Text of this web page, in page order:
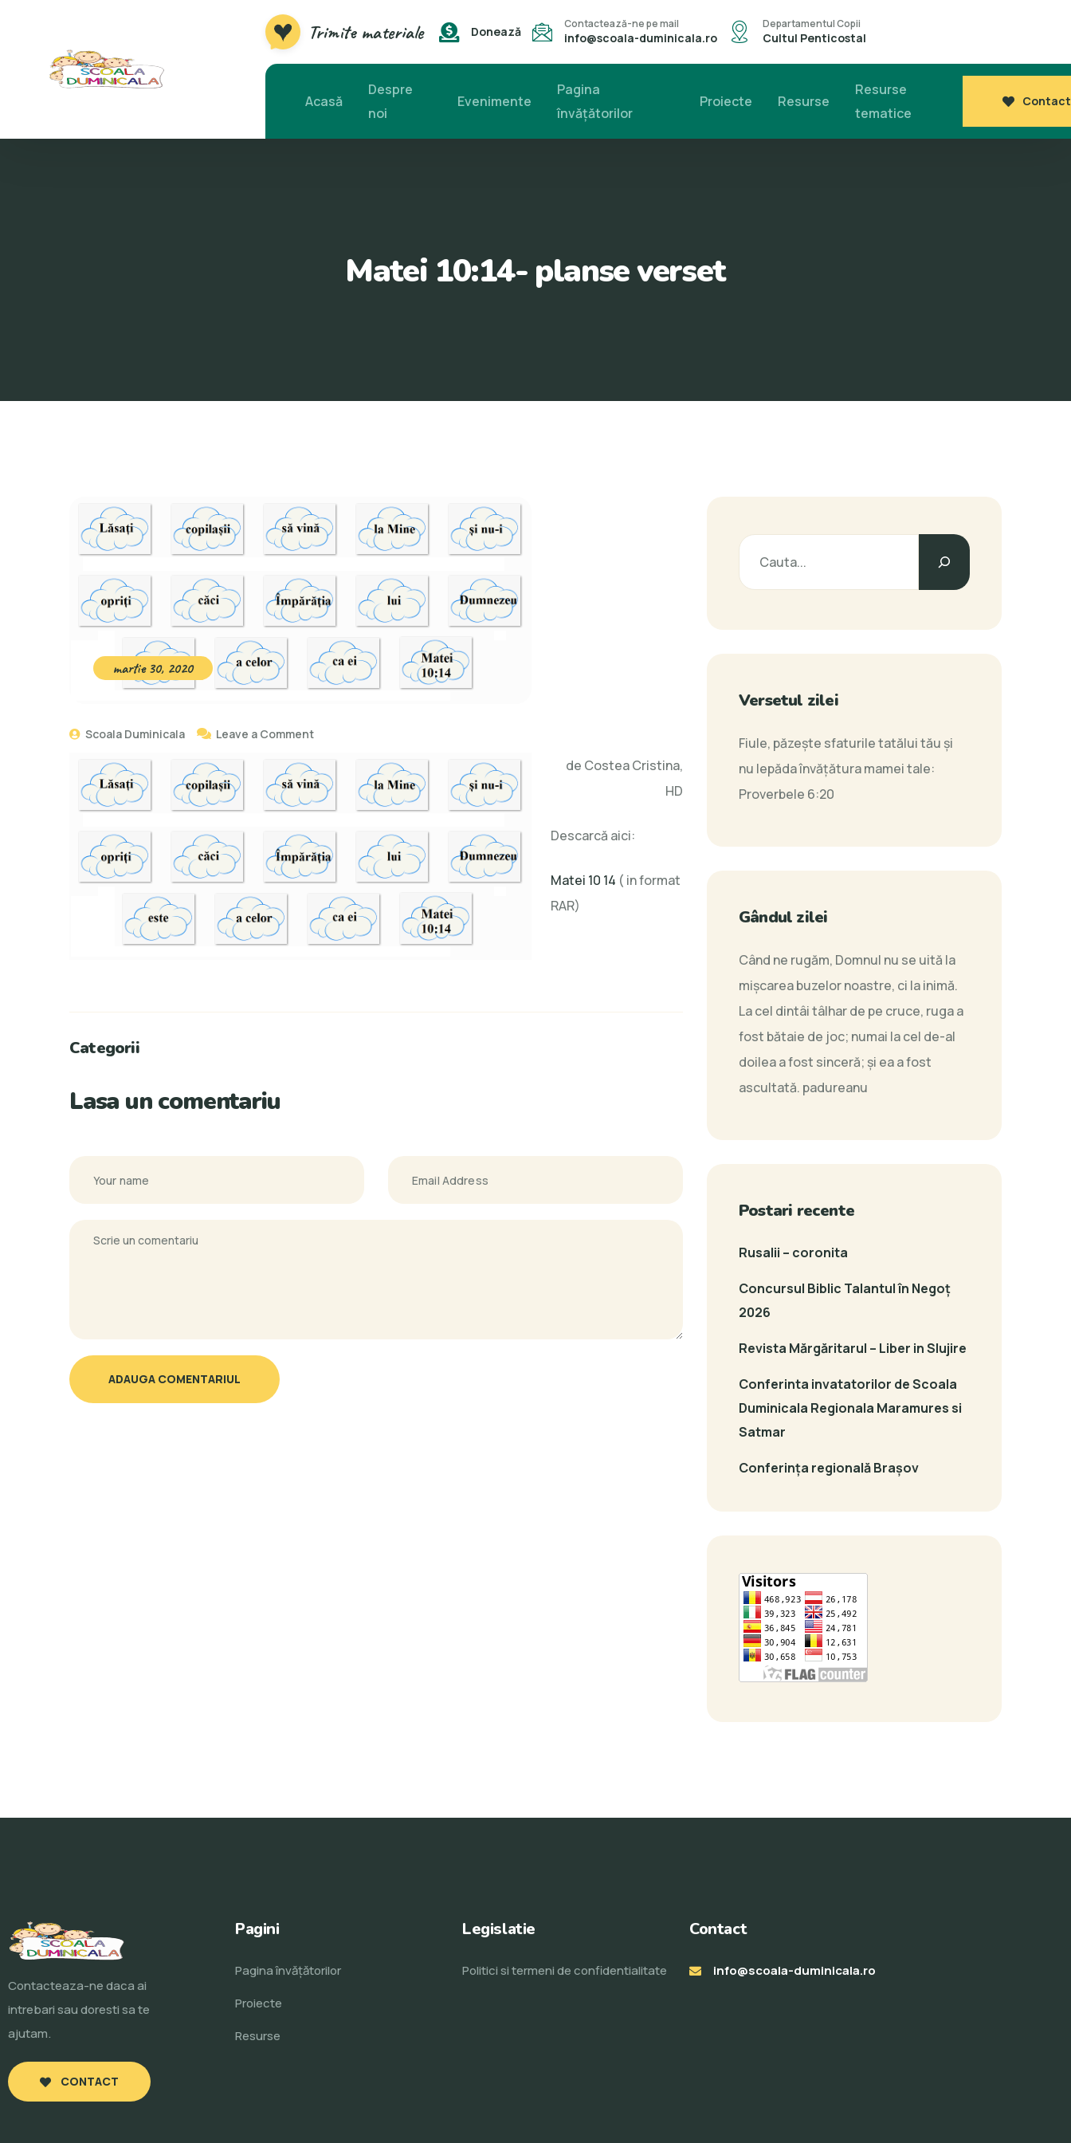
Trimite materiale Donează
Contactează-ne pe mail
info@scoala-duminicala.ro
Departamentul Copii
Cultul Penticostal
Acasă
Despre
noi
Evenimente
Pagina
învăţătorilor
Proiecte Resurse
Resurse
tematice
Contact
Matei 10:14- planse verset
martie 30, 2020
Scoala Duminicala Leave a Comment
de Costea Cristina,
HD
Descarcă aici:
Matei 10 14 ( in format
RAR)
Categorii
Lasa un comentariu
ADAUGA COMENTARIUL
Versetul zilei
Fiule, păzeşte sfaturile tatălui tău şi
nu lepăda învăţătura mamei tale:
Proverbele 6:20
Gândul zilei
Când ne rugăm, Domnul nu se uită la
mişcarea buzelor noastre, ci la inimă.
La cel dintâi tâlhar de pe cruce, ruga a
fost bătaie de joc; numai la cel de-al
doilea a fost sinceră; şi ea a fost
ascultată. padureanu
Postari recente
Rusalii – coronita
Concursul Biblic Talantul în Negoț
2026
Revista Mărgăritarul – Liber in Slujire
Conferinta invatatorilor de Scoala
Duminicala Regionala Maramures si
Satmar
Conferința regională Brașov
Contacteaza-ne daca ai
intrebari sau doresti sa te
ajutam.
CONTACT
Pagini
Pagina învăţătorilor
Proiecte
Resurse
Legislatie
Politici si termeni de confidentialitate
Contact
info@scoala-duminicala.ro